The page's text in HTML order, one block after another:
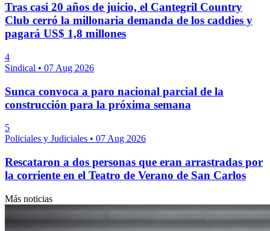
Tras casi 20 años de juicio, el Cantegril Country
Club cerró la millonaria demanda de los caddies y
pagará US$ 1,8 millones
4
Sindical • 07 Aug 2026
Sunca convoca a paro nacional parcial de la
construcción para la próxima semana
5
Policiales y Judiciales • 07 Aug 2026
Rescataron a dos personas que eran arrastradas por
la corriente en el Teatro de Verano de San Carlos
Más noticias